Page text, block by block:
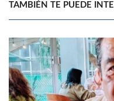
TAMBIÉN TE PUEDE